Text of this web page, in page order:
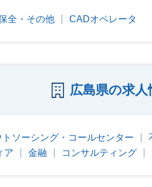
全・その他 CADオペレータ
広島県の求
トソーシング・コールセンター
ア
金融 コンサルティング